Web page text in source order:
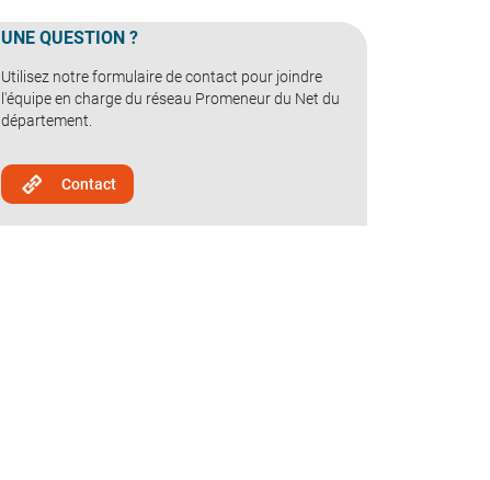
UNE QUESTION ?
Utilisez notre formulaire de contact pour joindre
l'équipe en charge du réseau Promeneur du Net du
département.
Contact